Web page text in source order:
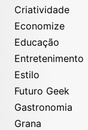
Criatividade
Economize
Educação
Entretenimento
Estilo
Futuro Geek
Gastronomia
Grana